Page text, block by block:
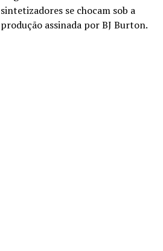
sintetizadores se chocam sob a
produção assinada por BJ Burton.